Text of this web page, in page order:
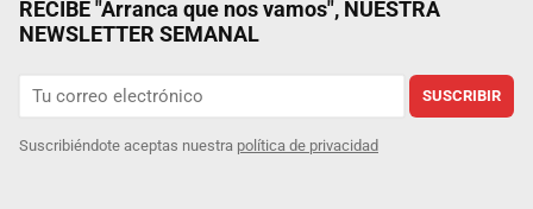
RECIBE "Arranca que nos vamos", NUESTRA
NEWSLETTER SEMANAL
SUSCRIBIR
Suscribiéndote aceptas nuestra política de privacidad